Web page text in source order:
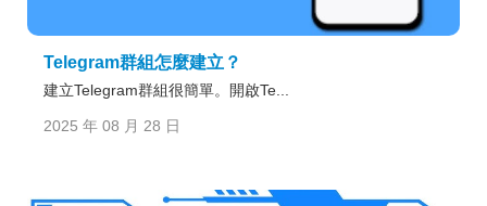
Telegram群組怎麼建立？
建立Telegram群組很簡單。開啟Te...
2025 年 08 月 28 日